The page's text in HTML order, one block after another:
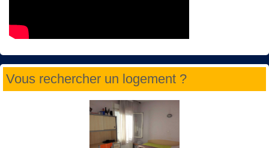
Vous rechercher un logement ?